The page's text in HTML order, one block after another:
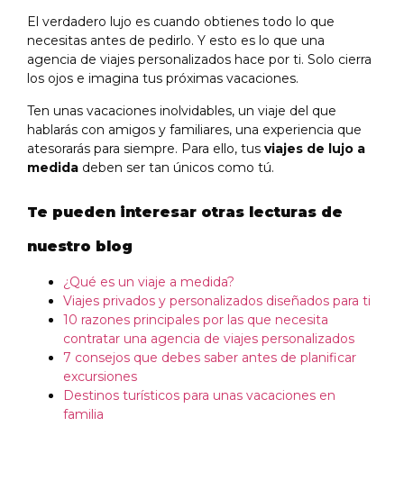
El verdadero lujo es cuando obtienes todo lo que
necesitas antes de pedirlo. Y esto es lo que una
agencia de viajes personalizados hace por ti. Solo cierra
los ojos e imagina tus próximas vacaciones.
Ten unas vacaciones inolvidables, un viaje del que
hablarás con amigos y familiares, una experiencia que
atesorarás para siempre. Para ello, tus viajes de lujo a
medida deben ser tan únicos como tú.
Te pueden interesar otras lecturas de
nuestro blog
¿Qué es un viaje a medida?
Viajes privados y personalizados diseñados para ti
10 razones principales por las que necesita
contratar una agencia de viajes personalizados
7 consejos que debes saber antes de planificar
excursiones
Destinos turísticos para unas vacaciones en
familia